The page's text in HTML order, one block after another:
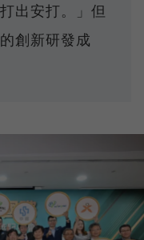
出安打。」但
創新研發成